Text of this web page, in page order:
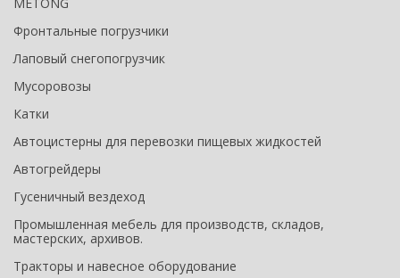
Фронтальные погрузчики
Лаповый снегопогрузчик
Мусоровозы
Катки
Автоцистерны для перевозки пищевых жидкостей
Автогрейдеры
Гусеничный вездеход
Промышленная мебель для производств, складов,
мастерских, архивов.
Тракторы и навесное оборудование